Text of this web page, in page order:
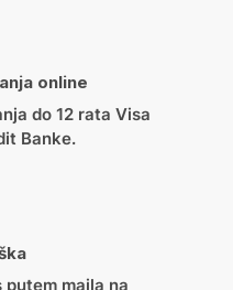
online
do 12 rata Visa
Banke.
maila na